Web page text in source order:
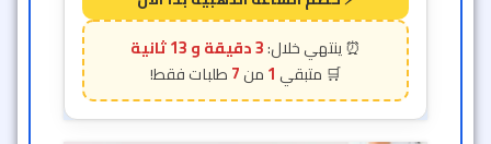
3 دقيقة و 11 ثانية
1
7